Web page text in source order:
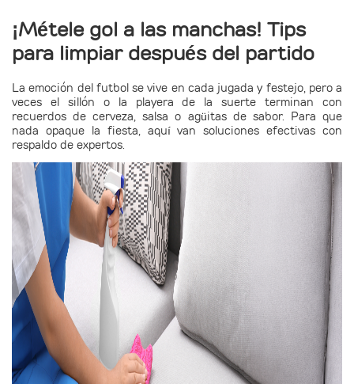
¡Métele gol a las manchas! Tips
para limpiar después del partido
La emoción del futbol se vive en cada jugada y festejo, pero a
veces el sillón o la playera de la suerte terminan con
recuerdos de cerveza, salsa o agüitas de sabor. Para que
nada opaque la fiesta, aquí van soluciones efectivas con
respaldo de expertos.